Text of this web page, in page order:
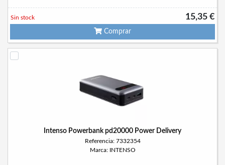
15,35 €
Sin stock
Comprar
Intenso Powerbank pd20000 Power Delivery
Referencia: 7332354
Marca: INTENSO